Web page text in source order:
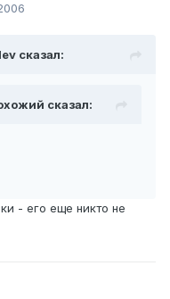
сказал:
сказал:
- его еще никто не